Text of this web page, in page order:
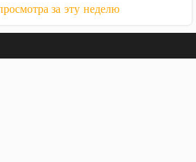
за эту неделю